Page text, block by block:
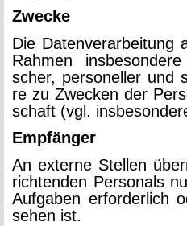
Zwe­cke
Die Da­ten­ver­ar­bei­tung
Rah­men
scher, per­so­nel­ler und
re zu Zwe­cken der
schaft (vgl.
Emp­fän­ger
An ex­ter­ne Stel­len
rich­ten­den Per­so­nals
Auf­ga­ben er­for­der­lich
se­hen ist.